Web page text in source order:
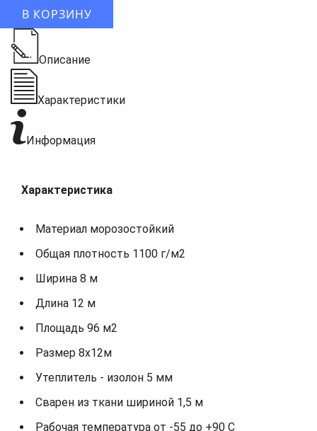
В КОРЗИНУ
Описание
Характеристики
Информация
Характеристика
Материал морозостойкий
Общая плотность 1100 г/м2
Ширина 8 м
Длина 12 м
Площадь 96 м2
Размер 8х12м
Утеплитель - изолон 5 мм
Сварен из ткани шириной 1,5 м
Рабочая температура от -55 до +90 С